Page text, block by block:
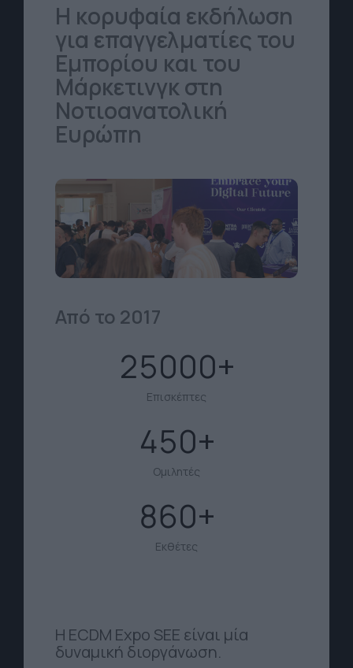
Η κορυφαία εκδήλωση
για επαγγελματίες του
Εμπορίου και του
Μάρκετινγκ στη
Νοτιοανατολική
Ευρώπη
Από το 2017
25000
Επισκέπτες
450
Ομιλητές
860
Εκθέτες
Η ECDM Expo SEE είναι μία
δυναμική διοργάνωση.